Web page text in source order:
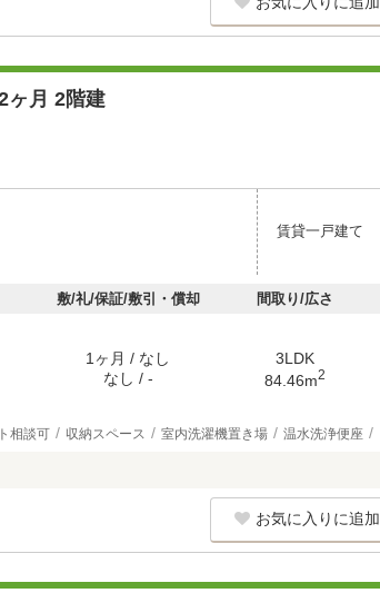
ヶ月 2階建
賃貸一戸建て
敷/礼/保証/敷引・償却 間取り/広さ
1ヶ月 / なし
なし / -
3LDK
84.46m2
相談可 収納スペース 室内洗濯機置き場 温水洗浄便座
お気に入りに追加